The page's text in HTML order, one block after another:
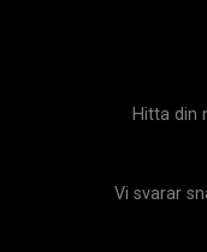
Hitta din
Vi svarar